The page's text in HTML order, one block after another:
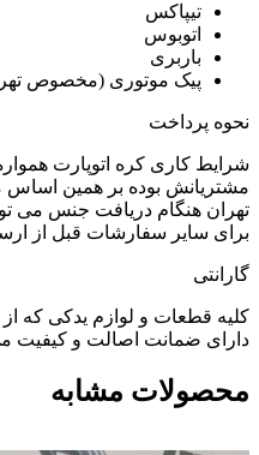
تیپاکس
اتوبوس
باربری
پیک موتوری (مخصوص
نحوه پرداخت
شرایط کاری کره اتوپارت
مشتریانش بوده بر همین
تهران هنگام دریافت جنس می
برای سایر سفارشات قبل از
گارانتی
کلیه قطعات و لوازم یدکی که از
دارای ضمانت اصالت و کیفیت
محصولات مشابه